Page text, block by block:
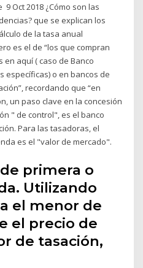
Oct 2018 ¿Cómo son las
que se explican los
de la tasa anual
es el de “los que compran
aquí ( caso de Banco
específicas) o en bancos de
recordando que “en
un paso clave en la concesión
" de control", es el banco
Para las tasadoras, el
es el "valor de mercado".
primera o
Utilizando
el menor de
el precio de
de tasación,